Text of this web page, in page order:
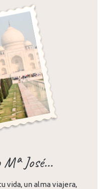
José...
vida, un alma viajera,